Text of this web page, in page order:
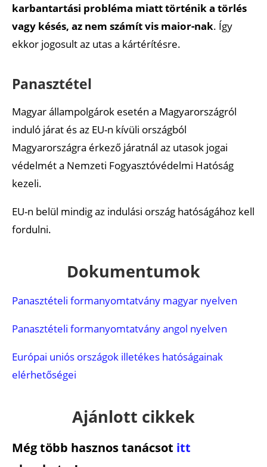
karbantartási probléma miatt történik a törlés
vagy késés, az nem számít vis maior-nak. Így
ekkor jogosult az utas a kártérítésre.
Panasztétel
Magyar állampolgárok esetén a Magyarországról
induló járat és az EU-n kívüli országból
Magyarországra érkező járatnál az utasok jogai
védelmét a Nemzeti Fogyasztóvédelmi Hatóság
kezeli.
EU-n belül mindig az indulási ország hatóságához kell
fordulni.
Dokumentumok
Panasztételi formanyomtatvány magyar nyelven
Panasztételi formanyomtatványangol nyelven
Európai uniós országok illetékes hatóságainak
elérhetőségei
Ajánlott cikkek
Még több hasznos tanácsot itt